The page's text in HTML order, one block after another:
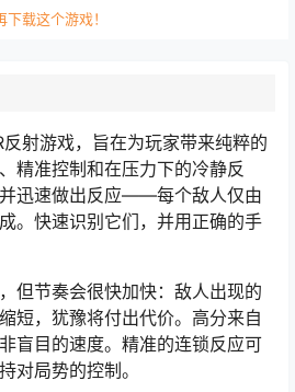
载这个游戏！
射游戏，旨在为玩家带来纯粹的
精准控制和在压力下的冷静反
迅速做出反应——每个敌人仅由
。快速识别它们，并用正确的手
但节奏会很快加快：敌人出现的
短，犹豫将付出代价。高分来自
盲目的速度。精准的连锁反应可
对局势的控制。